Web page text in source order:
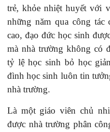
trẻ, khỏe nhiệt huyết với
những năm qua công tác
cao, đạo đức học sinh
mà nhà trường không có
tỷ lệ học sinh bỏ học
đình học sinh luôn tin
nhà trường.
Là một giáo viên chủ
được nhà trường phân